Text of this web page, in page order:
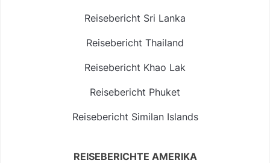
Reisebericht Sri Lanka
Reisebericht Thailand
Reisebericht Khao Lak
Reisebericht Phuket
Reisebericht Similan Islands
REISEBERICHTE AMERIKA